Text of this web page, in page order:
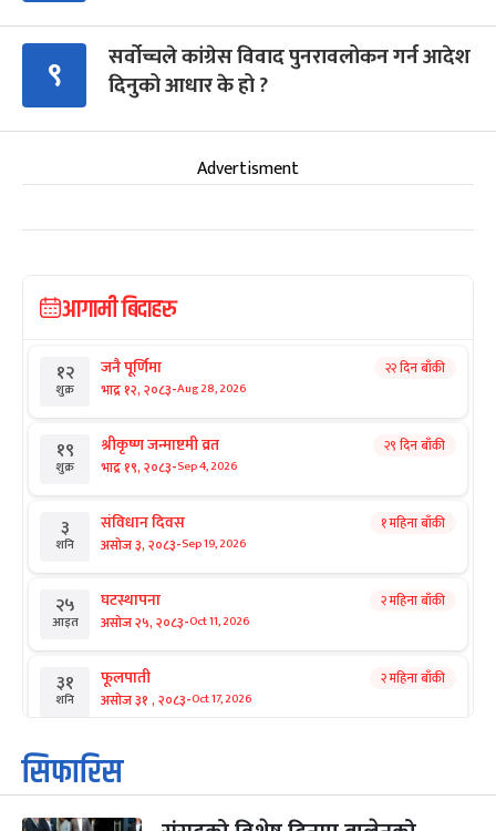
९
सर्वोच्चले कांग्रेस विवाद पुनरावलोकन गर्न आदेश
दिनुको आधार के हो ?
Advertisment
आगामी बिदाहरु
१२
शुक्र
जनै पूर्णिमा
भाद्र १२, २०८३-Aug 28, 2026
२२ दिन बाँकी
१९
शुक्र
श्रीकृष्ण जन्माष्टमी व्रत
भाद्र १९, २०८३-Sep 4, 2026
२९ दिन बाँकी
३
शनि
संविधान दिवस
असोज ३, २०८३-Sep 19, 2026
१ महिना बाँकी
२५
आइत
घटस्थापना
असोज २५, २०८३-Oct 11, 2026
२ महिना बाँकी
३१
शनि
फूलपाती
असोज ३१ , २०८३-Oct 17, 2026
२ महिना बाँकी
१
आइत
कार्तिक सङ्क्रान्ति
कार्तिक १, २०८३
सिफारिस